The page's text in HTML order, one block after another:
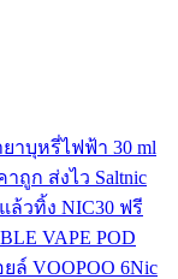
ยาบุหรี่ไฟฟ้า 30 ml
าถูก ส่งไว Saltnic
ล้วทิ้ง NIC30 ฟรี
VAPE POD
ยล์ VOOPOO 6Nic